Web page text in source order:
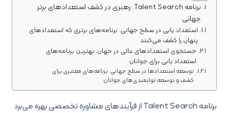
برنامه Talent Search: رهبری در کشف استعدادهای برتر
جهانی
استعداد یابی در سطح جهانی: برنامه‌های برتری که استعدادهای
پنهان را کشف می‌کنند
جستجوی استعدادهای عالی در جهان: بهترین برنامه‌های
استعداد یابی برای جوانان
توسعه استعدادها در سطح جهانی: برنامه‌های معتبری برای
کشف و توسعه توانمندی‌های جوانان
برنامه Talent Search از فرآیندهای مشاوره تخصصی بهره می‌برد